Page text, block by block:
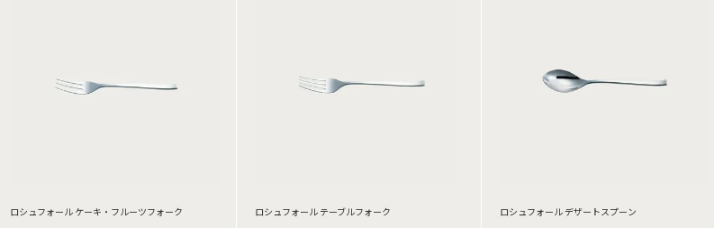
ロシュフォール ケーキ・フルーツフォーク ロシュフォール テーブルフォーク ロシュフォール デザートスプーン